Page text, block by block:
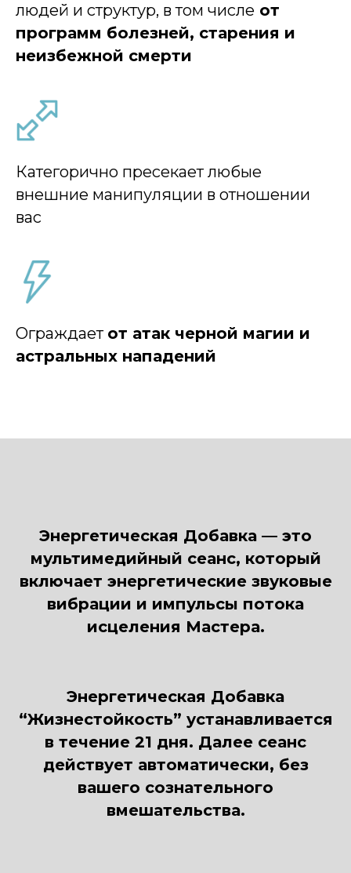
людей и структур, в том числе от
программ болезней, старения и
неизбежной смерти
Категорично пресекает любые
внешние манипуляции в отношении
вас
Ограждает от атак черной магии и
астральных нападений
Энергетическая Добавка — это
мультимедийный сеанс, который
включает энергетические звуковые
вибрации и импульсы потока
исцеления Мастера.
Энергетическая Добавка
“Жизнестойкость” устанавливается
в течение 21 дня. Далее сеанс
действует автоматически, без
вашего сознательного
вмешательства.